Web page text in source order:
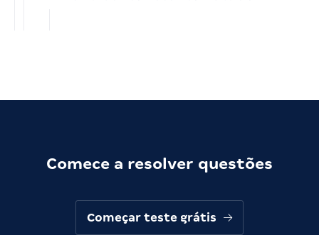
Comece a resolver questões
Começar teste grátis